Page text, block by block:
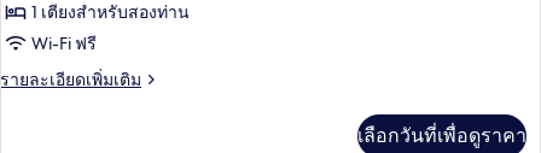
จู
เนียร์
สวีท
1 เตียงสำหรับสองท่าน
Wi-Fi ฟรี
รายละเอียดเพิ่มเติม
ราย
เลือกวันที่เพื่อดูราคา